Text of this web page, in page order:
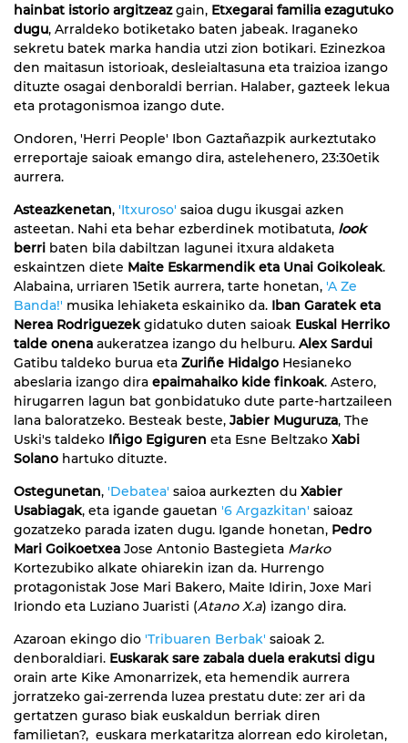
hainbat istorio argitzeazgain, Etxegarai familia ezagutuko
dugu, Arraldeko botiketako baten jabeak. Iraganeko
sekretu batek marka handia utzi zion botikari. Ezinezkoa
den maitasun istorioak, desleialtasuna eta traizioa izango
dituzte osagai denboraldi berrian. Halaber, gazteek lekua
eta protagonismoa izango dute.
Ondoren, 'Herri People' Ibon Gaztañazpik aurkeztutako
erreportaje saioak emango dira, astelehenero, 23:30etik
aurrera.
Asteazkenetan, 'Itxuroso' saioa dugu ikusgai azken
asteetan. Nahi eta behar ezberdinek motibatuta, look
berri baten bila dabiltzan lagunei itxura aldaketa
eskaintzen diete Maite Eskarmendik eta Unai Goikoleak.
Alabaina, urriaren 15etik aurrera, tarte honetan, 'A Ze
Banda!' musika lehiaketa eskainiko da. Iban Garatek eta
Nerea Rodriguezek gidatuko duten saioak Euskal Herriko
talde onena aukeratzea izango du helburu. Alex Sardui
Gatibu taldeko burua eta Zuriñe Hidalgo Hesianeko
abeslaria izango dira epaimahaiko kide finkoak. Astero,
hirugarren lagun bat gonbidatuko dute parte-hartzaileen
lana baloratzeko. Besteak beste, Jabier Muguruza, The
Uski's taldeko Iñigo Egiguren eta Esne Beltzako Xabi
Solano hartuko dituzte.
Ostegunetan, 'Debatea' saioa aurkezten du Xabier
Usabiagak, eta igande gauetan '6 Argazkitan' saioaz
gozatzeko parada izaten dugu. Igande honetan, Pedro
Mari Goikoetxea Jose Antonio Bastegieta Marko
Kortezubiko alkate ohiarekin izan da. Hurrengo
protagonistak Jose Mari Bakero, Maite Idirin, Joxe Mari
Iriondo eta Luziano Juaristi (Atano X.a) izango dira.
Azaroan ekingo dio 'Tribuaren Berbak' saioak 2.
denboraldiari. Euskarak sare zabala duela erakutsi digu
orain arte Kike Amonarrizek, eta hemendik aurrera
jorratzeko gai-zerrenda luzea prestatu dute: zer ari da
gertatzen guraso biak euskaldun berriak diren
familietan?, euskara merkataritza alorrean edo kiroletan,